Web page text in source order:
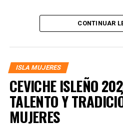
CONTINUAR
ISLA MUJERES
CEVICHE ISLEÑO
TALENTO Y
MUJERES